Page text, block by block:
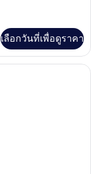
เลือกวันที่เพื่อดูราคา